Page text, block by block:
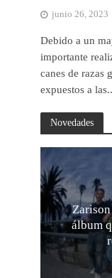
junio 26, 2023
Debido a un
importante
canes de razas
expuestos a
Novedades
álbum